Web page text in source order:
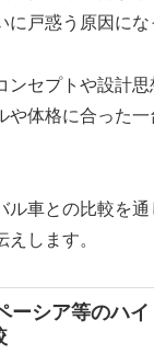
に戸惑う原因にな
ンセプトや設計
や体格に合った
ル車との比較を
します。
ーシア等のハ